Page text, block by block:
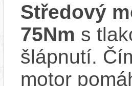
Středový
75Nm s
šlápnutí.
motor